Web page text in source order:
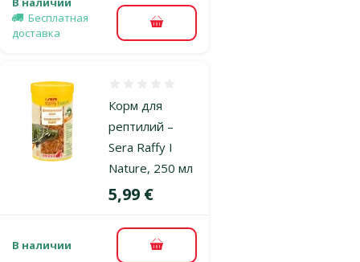
Бесплатная
доставка
В корзину
Корм для
рептилий –
Sera Raffy I
Nature, 250 мл
Цена
5,99 €
В наличии В корзину